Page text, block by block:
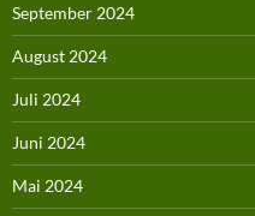
September 2024
August 2024
Juli 2024
Juni 2024
Mai 2024